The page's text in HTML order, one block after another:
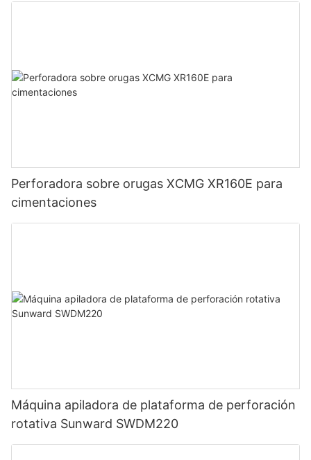
Perforadora sobre orugas XCMG XR160E para
cimentaciones
Máquina apiladora de plataforma de perforación
rotativa Sunward SWDM220